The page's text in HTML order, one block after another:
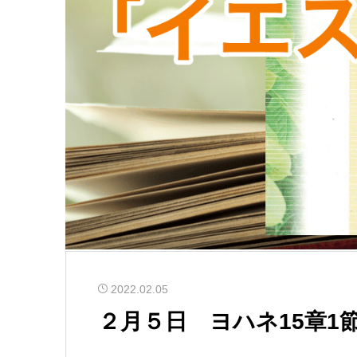
2022.02.05
２月５日 ヨハネ15章1